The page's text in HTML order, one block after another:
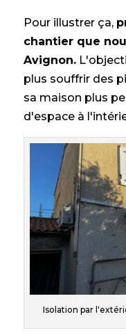
Pour illustrer ça,
chantier que
Avignon.
plus souffrir des
sa maison plus
d'espace à
Isolation par